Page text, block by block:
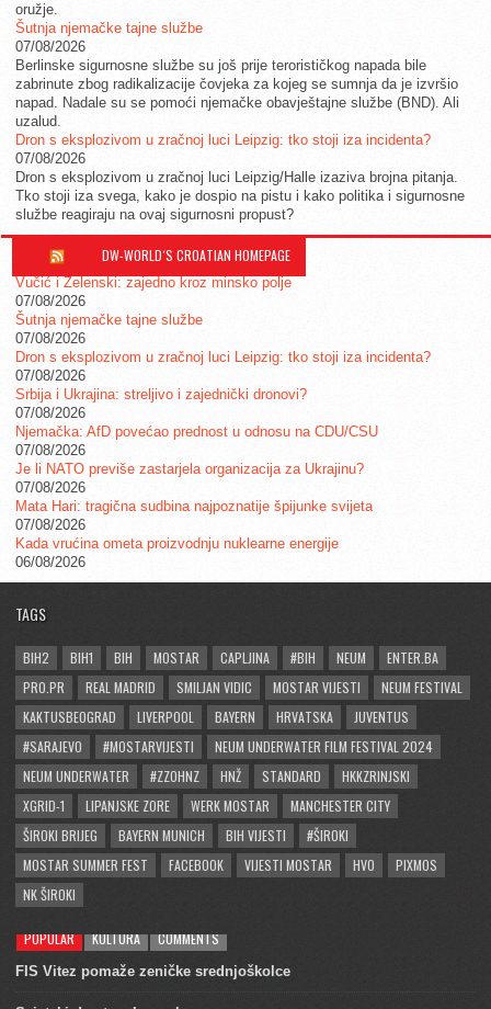
oružje.
Šutnja njemačke tajne službe
07/08/2026
Berlinske sigurnosne službe su još prije terorističkog napada bile
zabrinute zbog radikalizacije čovjeka za kojeg se sumnja da je izvršio
napad. Nadale su se pomoći njemačke obavještajne službe (BND). Ali
uzalud.
Dron s eksplozivom u zračnoj luci Leipzig: tko stoji iza incidenta?
07/08/2026
Dron s eksplozivom u zračnoj luci Leipzig/Halle izaziva brojna pitanja.
Tko stoji iza svega, kako je dospio na pistu i kako politika i sigurnosne
službe reagiraju na ovaj sigurnosni propust?
DW-WORLD´S CROATIAN HOMEPAGE
Vučić i Zelenski: zajedno kroz minsko polje
07/08/2026
Šutnja njemačke tajne službe
07/08/2026
Dron s eksplozivom u zračnoj luci Leipzig: tko stoji iza incidenta?
07/08/2026
Srbija i Ukrajina: streljivo i zajednički dronovi?
07/08/2026
Njemačka: AfD povećao prednost u odnosu na CDU/CSU
07/08/2026
Je li NATO previše zastarjela organizacija za Ukrajinu?
07/08/2026
Mata Hari: tragična sudbina najpoznatije špijunke svijeta
07/08/2026
Kada vrućina ometa proizvodnju nuklearne energije
06/08/2026
TAGS
BIH2 BIH1 BIH MOSTAR CAPLJINA #BIH NEUM
ENTER.BA
PRO.PR
REAL MADRID SMILJAN VIDIC MOSTAR VIJESTI
NEUM FESTIVAL
KAKTUSBEOGRAD
LIVERPOOL BAYERN HRVATSKA
JUVENTUS
#SARAJEVO
#MOSTARVIJESTI
NEUM UNDERWATER FILM FESTIVAL 2024
NEUM UNDERWATER
#ZZOHNZ HNŽ STANDARD
HKKZRINJSKI
XGRID-1
LIPANJSKE ZORE WERK MOSTAR
MANCHESTER CITY
ŠIROKI BRIJEG
BAYERN MUNICH BIH VIJESTI
#ŠIROKI
MOSTAR SUMMER FEST
FACEBOOK VIJESTI MOSTAR HVO
PIXMOS
NK ŠIROKI
POPULAR KULTURA COMMENTS
FIS Vitez pomaže zeničke srednjoškolce